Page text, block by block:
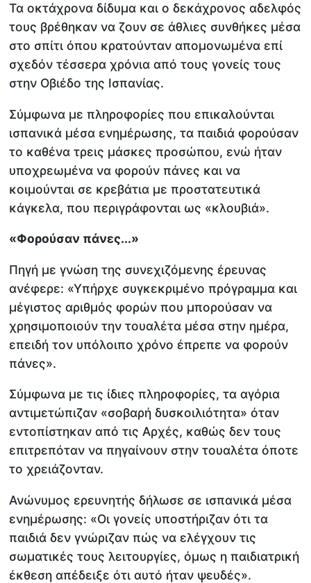
Τα οκτάχρονα δίδυμα και ο δεκάχρονος αδελφός
τους βρέθηκαν να ζουν σε άθλιες συνθήκες μέσα
στο σπίτι όπου κρατούνταν απομονωμένα επί
σχεδόν τέσσερα χρόνια από τους γονείς τους
στην Οβιέδο της Ισπανίας.
Σύμφωνα με πληροφορίες που επικαλούνται
ισπανικά μέσα ενημέρωσης, τα παιδιά φορούσαν
το καθένα τρεις μάσκες προσώπου, ενώ ήταν
υποχρεωμένα να φορούν πάνες και να
κοιμούνται σε κρεβάτια με προστατευτικά
κάγκελα, που περιγράφονται ως «κλουβιά».
«Φορούσαν πάνες...»
Πηγή με γνώση της συνεχιζόμενης έρευνας
ανέφερε: «Υπήρχε συγκεκριμένο πρόγραμμα και
μέγιστος αριθμός φορών που μπορούσαν να
χρησιμοποιούν την τουαλέτα μέσα στην ημέρα,
επειδή τον υπόλοιπο χρόνο έπρεπε να φορούν
πάνες».
Σύμφωνα με τις ίδιες πληροφορίες, τα αγόρια
αντιμετώπιζαν «σοβαρή δυσκοιλιότητα» όταν
εντοπίστηκαν από τις Αρχές, καθώς δεν τους
επιτρεπόταν να πηγαίνουν στην τουαλέτα όποτε
το χρειάζονταν.
Ανώνυμος ερευνητής δήλωσε σε ισπανικά μέσα
ενημέρωσης: «Οι γονείς υποστήριζαν ότι τα
παιδιά δεν γνώριζαν πώς να ελέγχουν τις
σωματικές τους λειτουργίες, όμως η παιδιατρική
έκθεση απέδειξε ότι αυτό ήταν ψευδές».